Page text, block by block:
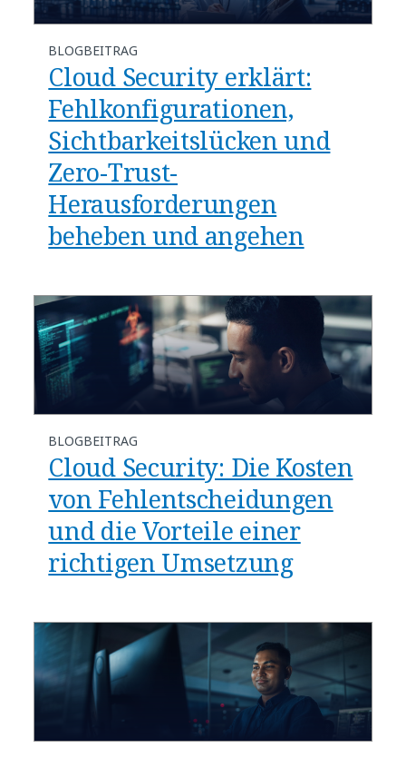
BLOGBEITRAG
​​Cloud Security erklärt:
Fehlkonfigurationen,
Sichtbarkeitslücken und
Zero-Trust-
Herausforderungen
beheben und angehen​
BLOGBEITRAG
​​Cloud Security: Die Kosten
von Fehlentscheidungen
und die Vorteile einer
richtigen Umsetzung​